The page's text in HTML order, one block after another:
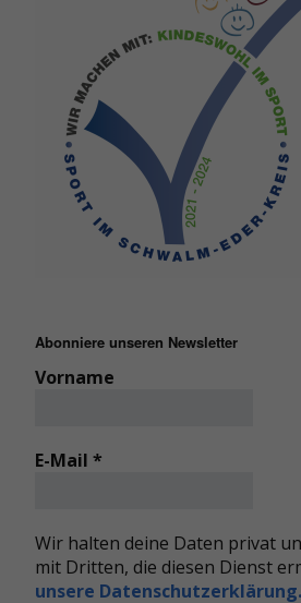
Abonniere unseren Newsletter
Vorname
E-Mail *
Wir halten deine Daten privat
mit Dritten, die diesen Dienst
unsere Datenschutzerklärung.